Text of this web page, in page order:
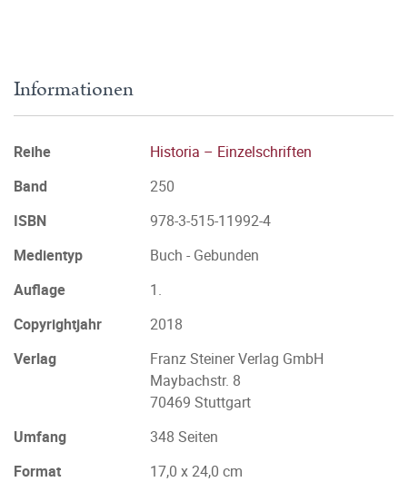
Informationen
Reihe
Historia – Einzelschriften
Band
250
ISBN
978-3-515-11992-4
Medientyp
Buch - Gebunden
Auflage
1.
Copyrightjahr
2018
Verlag
Franz Steiner Verlag GmbH
Maybachstr. 8
70469 Stuttgart
Umfang
348 Seiten
Format
17,0 x 24,0 cm